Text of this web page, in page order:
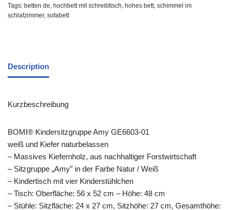
Tags: betten de, hochbett mit schreibtisch, hohes bett, schimmel im
schlafzimmer, sofabett
Description
Kurzbeschreibung
BOMI® Kindersitzgruppe Amy GE6603-01
weiß und Kiefer naturbelassen
– Massives Kiefernholz, aus nachhaltiger Forstwirtschaft
– Sitzgruppe „Amy” in der Farbe Natur / Weiß
– Kindertisch mit vier Kinderstühlchen
– Tisch: Oberfläche: 56 x 52 cm – Höhe: 48 cm
– Stühle: Sitzfläche: 24 x 27 cm, Sitzhöhe: 27 cm, Gesamthöhe: